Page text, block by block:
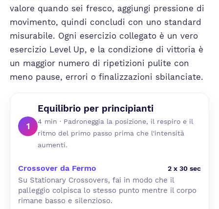
valore quando sei fresco, aggiungi pressione di
movimento, quindi concludi con uno standard
misurabile. Ogni esercizio collegato è un vero
esercizio Level Up, e la condizione di vittoria è
un maggior numero di ripetizioni pulite con
meno pause, errori o finalizzazioni sbilanciate.
1
Equilibrio per principianti
4 min · Padroneggia la posizione, il respiro e il
ritmo del primo passo prima che l'intensità
aumenti.
Crossover da Fermo 2 x 30 sec
Su Stationary Crossovers, fai in modo che il
palleggio colpisca lo stesso punto mentre il corpo
rimane basso e silenzioso.